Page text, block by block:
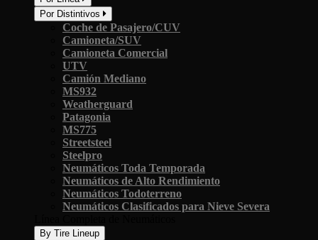
Por Distintivos
Coche de Pasajero/CUV
Camioneta/SUV
Camioneta Comercial
UTV
Camión Mediano
MS932
Weatherguard
Patagonia
MS775
Streetsteel
Steelpro
Neumáticos Toda Temporada
Neumáticos de Alto Rendimiento
Neumáticos Todoterreno
Neumáticos Clasificados para Nieve Severa
By Tire Lineup